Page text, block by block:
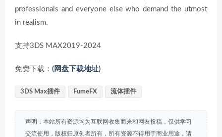
professionals and everyone else who demand the utmost
in realism.
支持3DS MAX2019-2024
免费下载： (网盘下载地址)
3DS Max插件 FumeFX 流体插件
声明：本站所有资源均为互联网收集而来和网友投稿，仅供学习
交流使用，版权归原创者所有，所有资源不得用于商业用途，请